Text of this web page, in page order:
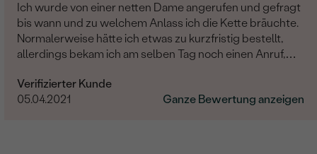
Ich wurde von einer netten Dame angerufen und gefragt
bis wann und zu welchem Anlass ich die Kette bräuchte.
Normalerweise hätte ich etwas zu kurzfristig bestellt,
allerdings bekam ich am selben Tag noch einen Anruf,
Lieferung war superschnell. Man wird hervorragend
betreut. Vielen Dank
Verifizierter Kunde
05.04.2021
Ganze Bewertung anzeigen